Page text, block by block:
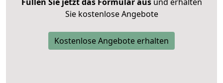
Sie kostenlose Angebote
Kostenlose Angebote erhalten